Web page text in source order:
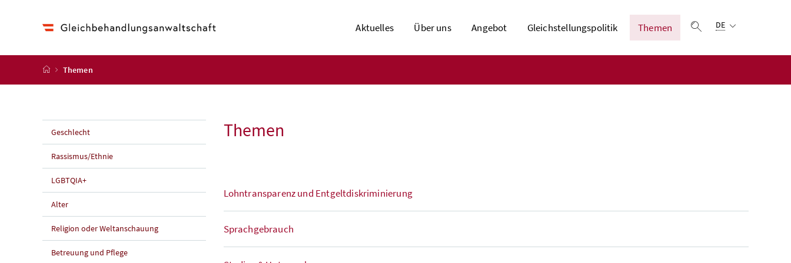
Aktuelles Über uns Angebot Gleichstellungspolitik
Themen
DE
Startseite
Themen
Geschlecht
Rassismus/Ethnie
LGBTQIA+
Alter
Religion oder Weltanschauung
Betreuung und Pflege
Themen
Lohntransparenz und Entgeltdiskriminierung
Sprachgebrauch